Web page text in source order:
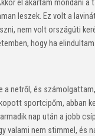
el akartam mondani
leszek. Ez volt a
nem volt országúti
hogy ha
netről, és
sportcipőm, abban
nap után a jobb
valami nem stimmel,